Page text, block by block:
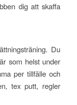
dig att skaffa
Du
som helst under
per tillfälle och
tex putt, regler